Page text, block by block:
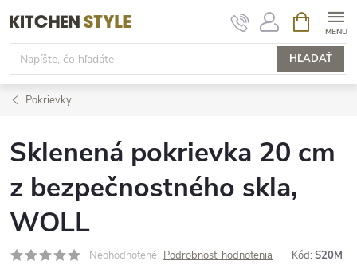
na
obsah
HĽADAŤ
KOŠÍK
Pokrievky
Sklenená pokrievka 20 cm
z bezpečnostného skla,
WOLL
Neohodnotené Podrobnosti hodnotenia Kód: S20M